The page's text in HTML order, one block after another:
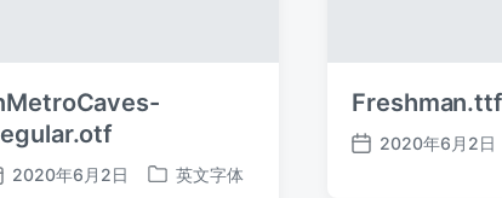
2020年6月2日
发
英文字体
Freshman.ttf
发
2020年6月2日